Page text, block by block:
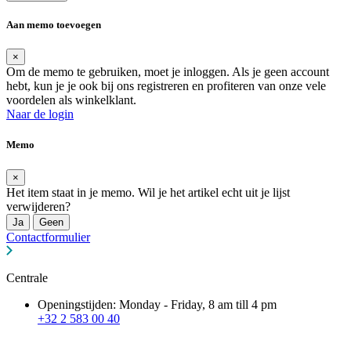
Aan memo toevoegen
×
Om de memo te gebruiken, moet je inloggen. Als je geen account
hebt, kun je je ook bij ons registreren en profiteren van onze vele
voordelen als winkelklant.
Naar de login
Memo
×
Het item staat in je memo. Wil je het artikel echt uit je lijst
verwijderen?
Ja Geen
Contactformulier
Centrale
Openingstijden: Monday - Friday, 8 am till 4 pm
+32 2 583 00 40